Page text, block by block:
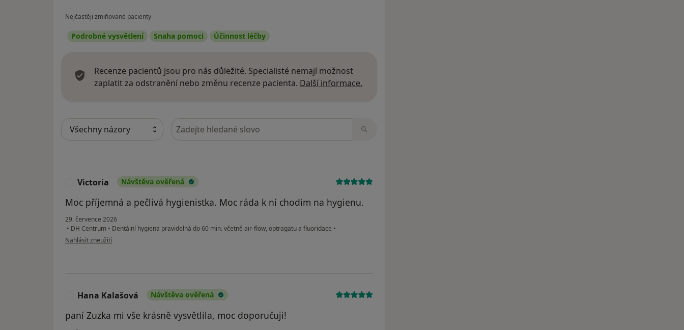
Nejčastěji zmiňované pacienty
Podrobné vysvětlení Snaha pomoci Účinnost léčby
Recenze pacientů jsou pro nás důležité. Specialisté nemají možnost
zaplatit za odstranění nebo změnu recenze pacienta. Další informace.
Hledejte v názorech
Victoria Návštěva ověřená
Moc příjemná a pečlivá hygienistka. Moc ráda k ní chodim na hygienu.
29. července 2026
• DH Centrum • Dentální hygiena pravidelná do 60 min. včetně air-flow, optragatu a fluoridace •
podle názoru uživatele Victoria
Nahlásit zneužití
Hana Kalašová Návštěva ověřená
paní Zuzka mi vše krásně vysvětlila, moc doporučuji!